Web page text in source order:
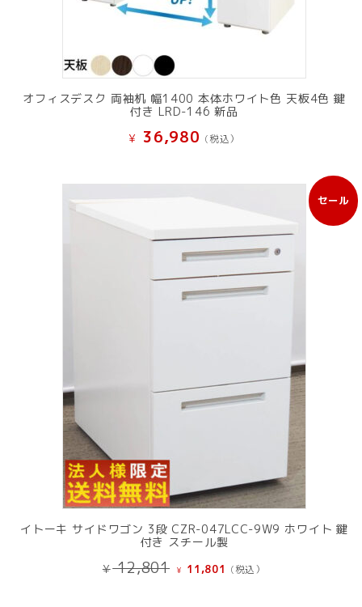
オフィスデスク 両袖机 幅1400 本体ホワイト色 天板4色 鍵
付き LRD-146 新品
¥ 36,980 (税込）
セール
販
売
イトーキ サイドワゴン 3段 CZR-047LCC-9W9 ホワイト 鍵
付き スチール製
¥12,801 元
¥ 11,801 現
(税込）